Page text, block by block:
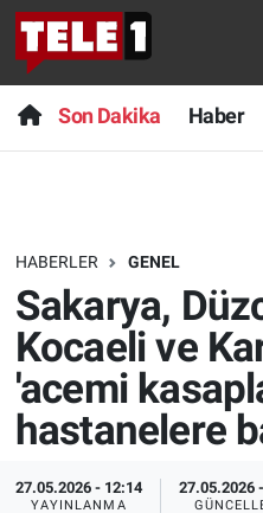
Son Dakika Haber
HABERLER GENEL
Sakarya,
Kocaeli ve
'acemi
hastanelere
27.05.2026 - 12:14
YAYINLANMA
27.05.2026
Anında Manşet
Başka Sohbetler
Bilim turu
Bilim ve Teknoloji
Doğa Konuşuyor
Dünya
Son Dakika
Haber
Dünya
Teknoloji
Sağlık
Spor
Nöbetçi Eczaneler
Hava Durumu
Trafik Durumu
Süper Lig Puan
Tüm Manşetler
Son Dakika Haberleri